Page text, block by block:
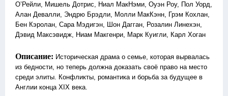
О’Рейли, Мишель Дотрис, Ниал МакНэми, Оуэн Роу, Пол Уорд,
Алан Девалли, Эндрю Брэдли, Молли МакКэнн, Грэм Кохлан,
Бен Кэролан, Сара Мэдигэн, Шон Дагган, Розалин Линехэн,
Дэвид Максэвидж, Ниам Макгенри, Марк Куигли, Карл Хоган
Описание: Историческая драма о семье, которая вырвалась
из бедности, но теперь должна доказать своё право на место
среди элиты. Конфликты, романтика и борьба за будущее в
Англии конца XIX века.